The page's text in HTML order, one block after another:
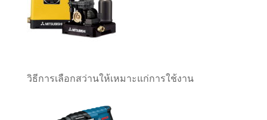
วิธีการเลือกสว่านให้เหมาะแก่การใช้งาน